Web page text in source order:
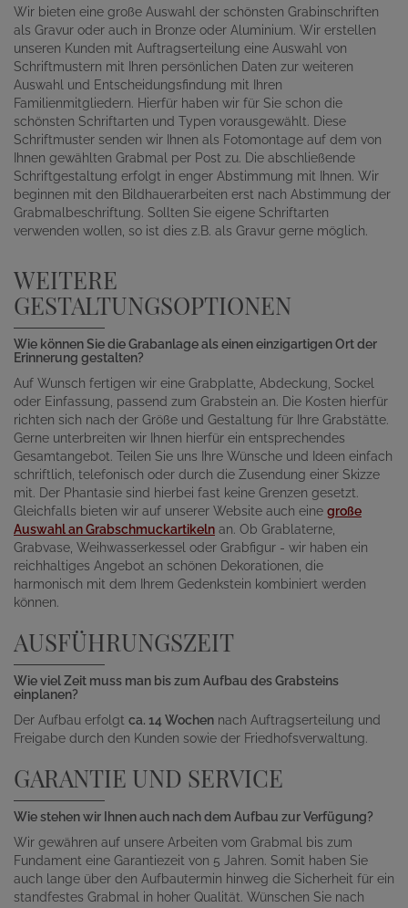
Wir bieten eine große Auswahl der schönsten Grabinschriften
als Gravur oder auch in Bronze oder Aluminium. Wir erstellen
unseren Kunden mit Auftragserteilung eine Auswahl von
Schriftmustern mit Ihren persönlichen Daten zur weiteren
Auswahl und Entscheidungsfindung mit Ihren
Familienmitgliedern. Hierfür haben wir für Sie schon die
schönsten Schriftarten und Typen vorausgewählt. Diese
Schriftmuster senden wir Ihnen als Fotomontage auf dem von
Ihnen gewählten Grabmal per Post zu. Die abschließende
Schriftgestaltung erfolgt in enger Abstimmung mit Ihnen. Wir
beginnen mit den Bildhauerarbeiten erst nach Abstimmung der
Grabmalbeschriftung. Sollten Sie eigene Schriftarten
verwenden wollen, so ist dies z.B. als Gravur gerne möglich.
WEITERE
GESTALTUNGSOPTIONEN
Wie können Sie die Grabanlage als einen einzigartigen Ort der
Erinnerung gestalten?
Auf Wunsch fertigen wir eine Grabplatte, Abdeckung, Sockel
oder Einfassung, passend zum Grabstein an. Die Kosten hierfür
richten sich nach der Größe und Gestaltung für Ihre Grabstätte.
Gerne unterbreiten wir Ihnen hierfür ein entsprechendes
Gesamtangebot. Teilen Sie uns Ihre Wünsche und Ideen einfach
schriftlich, telefonisch oder durch die Zusendung einer Skizze
mit. Der Phantasie sind hierbei fast keine Grenzen gesetzt.
Gleichfalls bieten wir auf unserer Website auch eine große
Auswahl an Grabschmuckartikeln an. Ob Grablaterne,
Grabvase, Weihwasserkessel oder Grabfigur - wir haben ein
reichhaltiges Angebot an schönen Dekorationen, die
harmonisch mit dem Ihrem Gedenkstein kombiniert werden
können.
AUSFÜHRUNGSZEIT
Wie viel Zeit muss man bis zum Aufbau des Grabsteins
einplanen?
Der Aufbau erfolgt ca. 14 Wochen nach Auftragserteilung und
Freigabe durch den Kunden sowie der Friedhofsverwaltung.
GARANTIE UND SERVICE
Wie stehen wir Ihnen auch nach dem Aufbau zur Verfügung?
Wir gewähren auf unsere Arbeiten vom Grabmal bis zum
Fundament eine Garantiezeit von 5 Jahren. Somit haben Sie
auch lange über den Aufbautermin hinweg die Sicherheit für ein
standfestes Grabmal in hoher Qualität. Wünschen Sie nach